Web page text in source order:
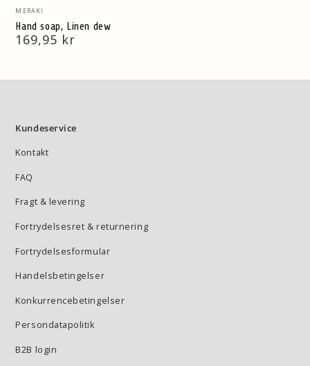
Vendor:
MERAKI
Hand soap, Linen dew
Normal
pris
169,95 kr
Kundeservice
Kontakt
FAQ
Fragt & levering
Fortrydelsesret & returnering
Fortrydelsesformular
Handelsbetingelser
Konkurrencebetingelser
Persondatapolitik
B2B login